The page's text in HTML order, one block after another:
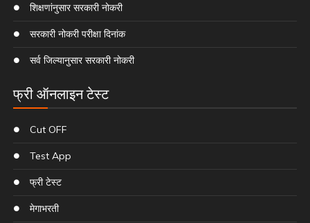
शिक्षणांनुसार सरकारी नोकरी
सरकारी नोकरी परीक्षा दिनांक
सर्व जिल्यानुसार सरकारी नोकरी
फ्री ऑनलाइन टेस्ट
Cut OFF
Test App
फ्री टेस्ट
मेगाभरती